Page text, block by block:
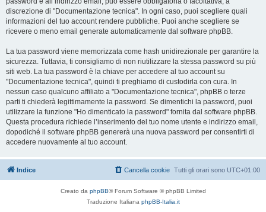
discrezione di "Documentazione tecnica". In ogni caso, puoi scegliere quali
informazioni del tuo account rendere pubbliche. Puoi anche scegliere se
ricevere o meno email generate automaticamente dal software phpBB.
La tua password viene memorizzata come hash unidirezionale per garantire la
sicurezza. Tuttavia, ti consigliamo di non riutilizzare la stessa password su più
siti web. La tua password è la chiave per accedere al tuo account su
"Documentazione tecnica", quindi ti preghiamo di custodirla con cura. In
nessun caso qualcuno affiliato a "Documentazione tecnica", phpBB o terze
parti ti chiederà legittimamente la password. Se dimentichi la password, puoi
utilizzare la funzione "Ho dimenticato la password" fornita dal software phpBB.
Questa procedura richiede l’inserimento del tuo nome utente e indirizzo email,
dopodiché il software phpBB genererà una nuova password per consentirti di
accedere nuovamente al tuo account.
Indice Tutti gli orari sono UTC+01:00
Cancella cookie
Creato da phpBB® Forum Software © phpBB Limited
Traduzione Italiana phpBB-Italia.it